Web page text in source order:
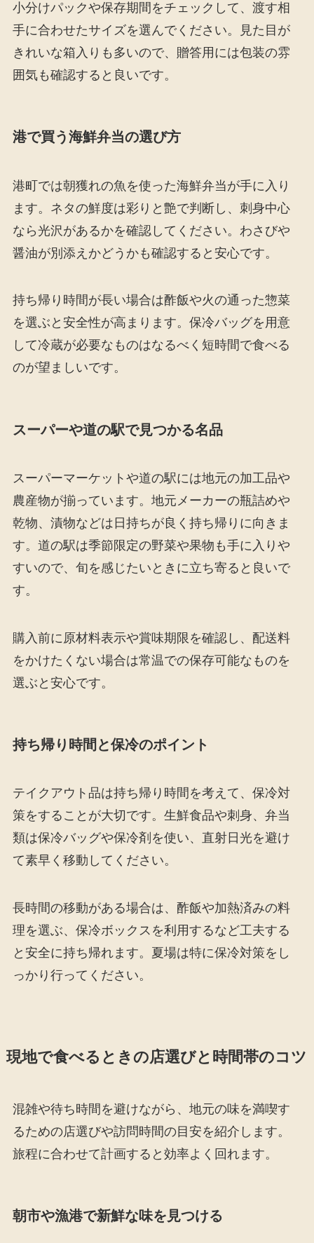
小分けパックや保存期間をチェックして、渡す相
手に合わせたサイズを選んでください。見た目が
きれいな箱入りも多いので、贈答用には包装の雰
囲気も確認すると良いです。
港で買う海鮮弁当の選び方
港町では朝獲れの魚を使った海鮮弁当が手に入り
ます。ネタの鮮度は彩りと艶で判断し、刺身中心
なら光沢があるかを確認してください。わさびや
醤油が別添えかどうかも確認すると安心です。
持ち帰り時間が長い場合は酢飯や火の通った惣菜
を選ぶと安全性が高まります。保冷バッグを用意
して冷蔵が必要なものはなるべく短時間で食べる
のが望ましいです。
スーパーや道の駅で見つかる名品
スーパーマーケットや道の駅には地元の加工品や
農産物が揃っています。地元メーカーの瓶詰めや
乾物、漬物などは日持ちが良く持ち帰りに向きま
す。道の駅は季節限定の野菜や果物も手に入りや
すいので、旬を感じたいときに立ち寄ると良いで
す。
購入前に原材料表示や賞味期限を確認し、配送料
をかけたくない場合は常温での保存可能なものを
選ぶと安心です。
持ち帰り時間と保冷のポイント
テイクアウト品は持ち帰り時間を考えて、保冷対
策をすることが大切です。生鮮食品や刺身、弁当
類は保冷バッグや保冷剤を使い、直射日光を避け
て素早く移動してください。
長時間の移動がある場合は、酢飯や加熱済みの料
理を選ぶ、保冷ボックスを利用するなど工夫する
と安全に持ち帰れます。夏場は特に保冷対策をし
っかり行ってください。
現地で食べるときの店選びと時間帯のコツ
混雑や待ち時間を避けながら、地元の味を満喫す
るための店選びや訪問時間の目安を紹介します。
旅程に合わせて計画すると効率よく回れます。
朝市や漁港で新鮮な味を見つける